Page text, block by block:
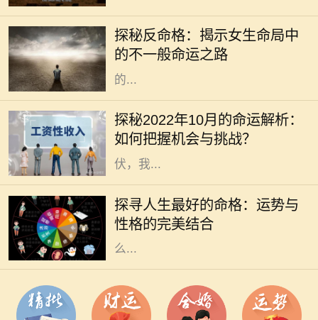
探秘反命格：揭示女生命局中
的不一般命运之路
据其出生时间、地点所形成的命局。
然而，什么是反命格呢？简单来说，
反命格是指与传统命局形成鲜明对照
的...
探秘2022年10月的命运解析：
如何把握机会与挑战？
在瞬息万变的时代，掌握运势的变迁
对我们的生活、工作和人际关系都有
着不可忽视的影响。2022年10月，
正值秋季的深处，各种能量此起彼
伏，我...
探寻人生最好的命格：运势与
性格的完美结合
在我们的人生旅途中，命格的好坏常
常被视为命运的关键。一个良好的命
格能够为我们带来顺遂的机遇、丰盈
的财运和良好的社会关系，但究竟什
么...